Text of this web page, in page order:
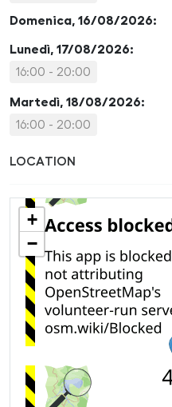
Domenica, 16/08/2026:
Lunedì, 17/08/2026:
16:00 - 20:00
Martedì, 18/08/2026:
16:00 - 20:00
LOCATION
+
−